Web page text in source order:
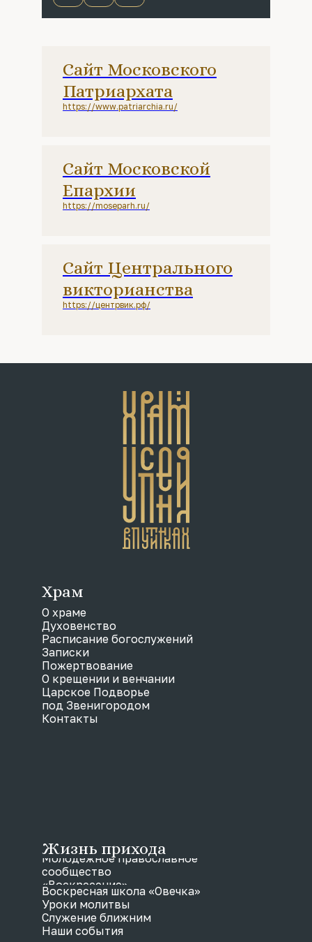
Сайт Центрального
викторианства
https://центрвик.рф/
Сайт Московской
Епархии
https://moseparh.ru/
Сайт Московского
Патриархата
https://www.patriarchia.ru/
Храм
О храме
Духовенство
Расписание богослужений
Записки
Пожертвование
О крещении и венчании
Царское Подворье
под Звенигородом
Контакты
Жизнь прихода
Молодежное православное
сообщество
«Воскресение»
Воскресная школа «Овечка»
Уроки молитвы
Служение ближним
Наши события